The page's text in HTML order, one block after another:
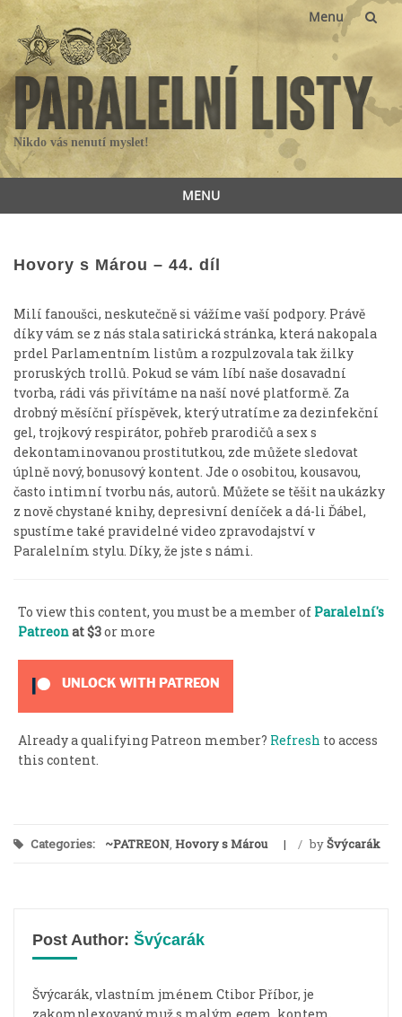
Menu
Skip
content
Nikdo vás nenutí myslet!
MENU
content
Hovory s Márou – 44. díl
Milí fanoušci, neskutečně si vážíme vaší podpory. Právě
díky vám se z nás stala satirická stránka, která nakopala
prdel Parlamentním listům a rozpulzovala tak žilky
proruských trollů. Pokud se vám líbí naše dosavadní
tvorba, rádi vás přivítáme na naší nové platformě. Za
drobný měsíční příspěvek, který utratíme za dezinfekční
gel, trojkový respirátor, pohřeb prarodičů a sex s
dekontaminovanou prostitutkou, zde můžete sledovat
úplně nový, bonusový kontent. Jde o osobitou, kousavou,
často intimní tvorbu nás, autorů. Můžete se těšit na ukázky
z nově chystané knihy, depresivní deníček a dá-li Ďábel,
spustíme také pravidelné video zpravodajství v
Paralelním stylu. Díky, že jste s námi.
To view this content, you must be a member of Paralelní's
Patreonat $3or more
UNLOCK WITH PATREON
Already a qualifying Patreon member? Refresh to access
this content.
Categories: ~PATREON, Hovory s Márou / byŠvýcarák
Post Author: Švýcarák
Švýcarák, vlastním jménem Ctibor Příbor, je